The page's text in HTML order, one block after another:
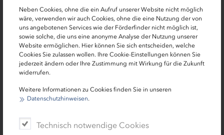
Neben Cookies, ohne die ein Aufruf unserer Website nicht möglich
wäre, verwenden wir auch Cookies, ohne die eine Nutzung der von
uns angebotenen Services wie der Förderfinder nicht möglich ist,
sowie solche, die uns eine anonyme Analyse der Nutzung unserer
Website ermöglichen. Hier können Sie sich entscheiden, welche
Cookies Sie zulassen wollen. Ihre Cookie-Einstellungen können Sie
jederzeit ändern oder Ihre Zustimmung mit Wirkung für die Zukunft
widerrufen.
Weitere Informationen zu Cookies finden Sie in unseren
Datenschutzhinweisen.
Technisch notwendige Cookies
Das Schulzentrum Altenholz in Rendsburg-Eckernförde
Das Schulzentrum Altenholz Stift im Kreis Rendsburg-
Eckernförde besteht aus Gymnasium,
Gemeinschaftsschule, Grundschule, zwei Sporthallen und
einem Jugendzentrum. Das Schulzentrum der Gemeinde
Altenholz, die selbst nur rund 10.000 Einwohner zählt,
besuchen täglich zwischen 1.300 bis 1.400 Schülerinnen
aus den Umlandgemeinden des Dänischen Wohlds sowie